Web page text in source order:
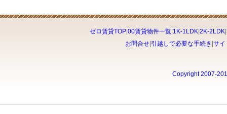
ゼロ賃貸TOP| 00賃貸物件一覧| 1K-1LDK| 2K-2LDK|
お問合せ 引越しで必要な手続き サイ
Copyright 2007-